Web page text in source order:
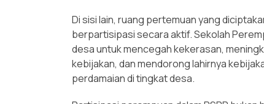
Di sisi lain, ruang pertemuan yang
berpartisipasi secara aktif. Sekolah
desa untuk mencegah kekerasan,
kebijakan, dan mendorong lahirnya
perdamaian di tingkat desa.